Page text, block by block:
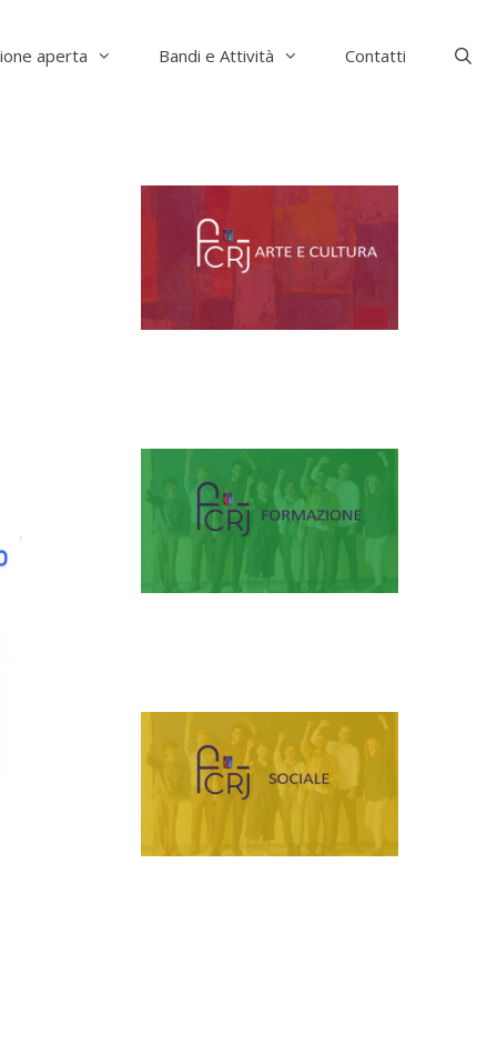
aperta Bandi e Attività Contatti